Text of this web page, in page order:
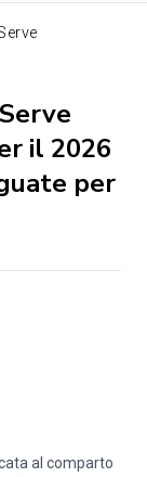
il 2026
per
al comparto